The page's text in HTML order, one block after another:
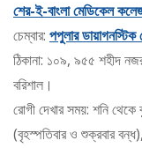
শের-ই-বাংলা মেডিকেল
চেম্বার: পপুলার ডায়াগনস্টিক
ঠিকানা: ১০৯, ৯৫৫ শহীদ
বরিশাল।
রোগী দেখার সময়: শনি থেকে
(বৃহস্পতিবার ও শুক্রবার